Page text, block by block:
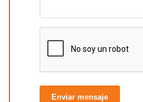
Enviar mensaje